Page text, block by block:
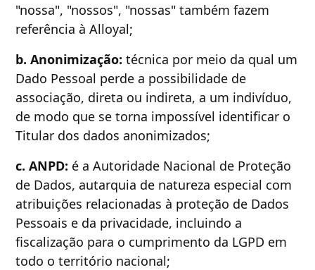
"nossa", "nossos", "nossas" também fazem
referência à Alloyal;
b. Anonimização:técnica por meio da qual um
Dado Pessoal perde a possibilidade de
associação, direta ou indireta, a um indivíduo,
de modo que se torna impossível identificar o
Titular dos dados anonimizados;
c. ANPD: é a Autoridade Nacional de Proteção
de Dados, autarquia de natureza especial com
atribuições relacionadas à proteção de Dados
Pessoais e da privacidade, incluindo a
fiscalização para o cumprimento da LGPD em
todo o território nacional;